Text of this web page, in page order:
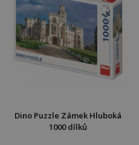
Dino Puzzle Zámek Hluboká
1000 dílků